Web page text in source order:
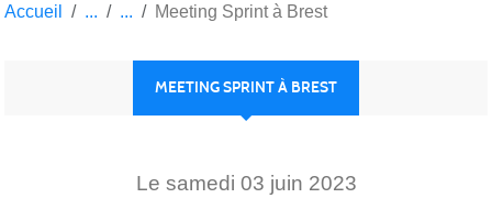
Accueil Meeting Sprint à Brest
MEETING SPRINT À BREST
Le samedi 03 juin 2023